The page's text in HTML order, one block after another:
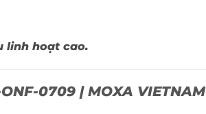
linh hoạt cao.
0709 | MOXA VIETNAM